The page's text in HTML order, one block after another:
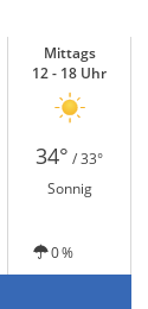
Mittags
12 - 18 Uhr
34° / 33°
Sonnig
0 %